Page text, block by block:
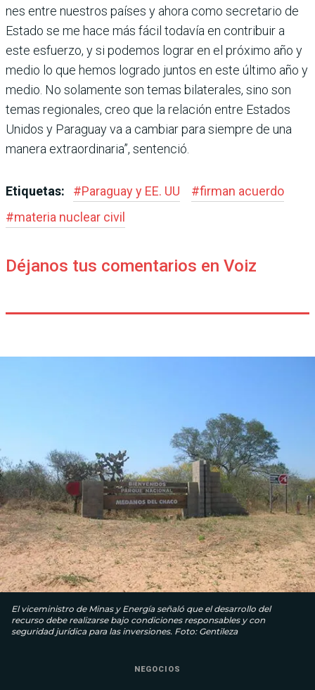
nes entre nuestros países y ahora como secretario de
Estado se me hace más fácil todavía en contribuir a
este esfuerzo, y si podemos lograr en el próximo año y
medio lo que hemos logrado juntos en este último año y
medio. No solamente son temas bilate­rales, sino son
temas regiona­les, creo que la relación entre Estados
Unidos y Paraguay va a cambiar para siempre de una
manera extraordinaria”, sentenció.
Etiquetas: #Paraguay y EE. UU #firman acuerdo
#materia nuclear civil
Déjanos tus comentarios en Voiz
El viceministro de Minas y Energía señaló que el desarrollo del
recurso debe realizarse bajo condiciones responsables y con
seguridad jurídica para las inversiones. Foto: Gentileza
NEGOCIOS